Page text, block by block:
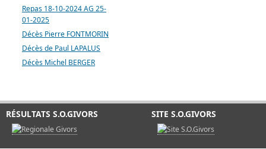
Repas 18-10-2024 AG 25-
01-2025
Décès Pierre FONTMORIN
Décès de Paul LAPALUS
Décès Michel BERGER
RÉSULTATS S.O.GIVORS SITE S.O.GIVORS